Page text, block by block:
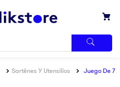
Sarténes Y Utensilios
Juego De 7